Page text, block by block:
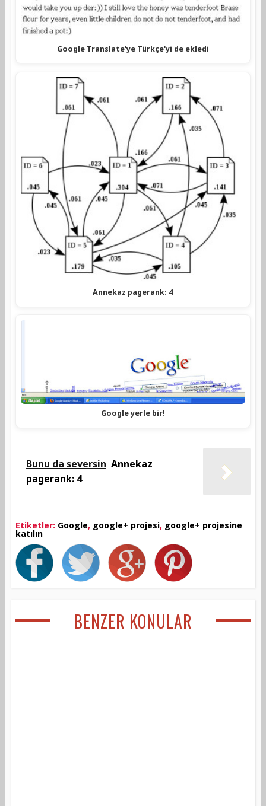
Google Translate'ye Türkçe'yi de ekledi
Annekaz pagerank: 4
Google yerle bir!
Bunu da seversin Annekaz
pagerank: 4
Etiketler: Google, google+ projesi, google+ projesine
katılın
BENZER KONULAR